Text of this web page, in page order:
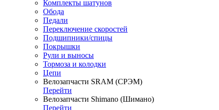
Комплекты шатунов
Обода
Педали
Переключение скоростей
Подшипники/спицы
Покрышки
Рули и выносы
Тормоза и колодки
Цепи
Велозапчасти SRAM (СРЭМ)
Перейти
Велозапчасти Shimano (Шимано)
Перейти